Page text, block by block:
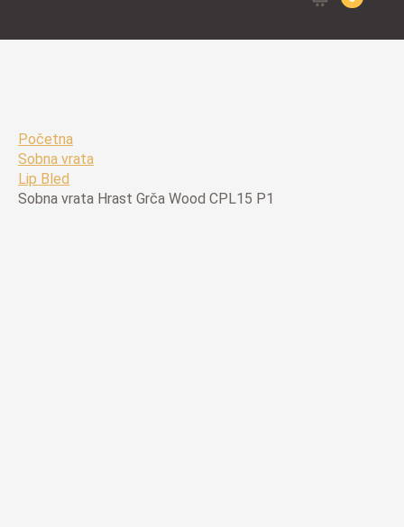
Početna
Sobna vrata
Lip Bled
Sobna vrata Hrast Grča Wood CPL15 P1